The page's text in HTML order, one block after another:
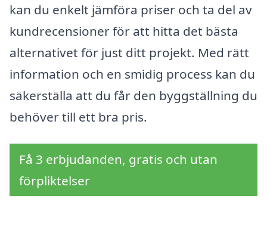
kan du enkelt jämföra priser och ta del av
kundrecensioner för att hitta det bästa
alternativet för just ditt projekt. Med rätt
information och en smidig process kan du
säkerställa att du får den byggställning du
behöver till ett bra pris.
Få 3 erbjudanden, gratis och utan
förpliktelser